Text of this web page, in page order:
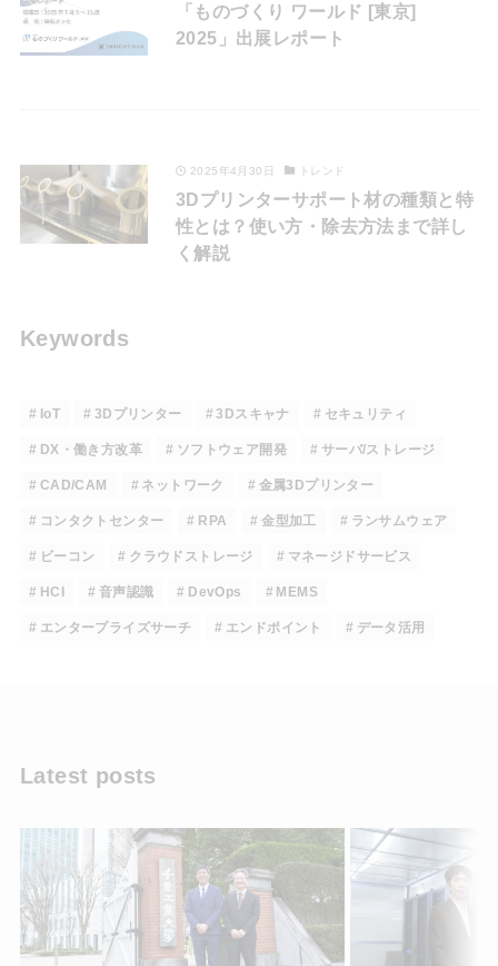
「ものづくり ワールド [東京]
2025」出展レポート
2025年4月30日 トレンド
3Dプリンターサポート材の種類と特
性とは？使い方・除去方法まで詳し
く解説
Keywords
IoT 3Dプリンター 3Dスキャナ セキュリティ
DX・働き方改革 ソフトウェア開発 サーバ/ストレージ
CAD/CAM ネットワーク 金属3Dプリンター
コンタクトセンター RPA 金型加工 ランサムウェア
ビーコン クラウドストレージ マネージドサービス
HCI 音声認識 DevOps MEMS
エンタープライズサーチ エンドポイント データ活用
Latest posts